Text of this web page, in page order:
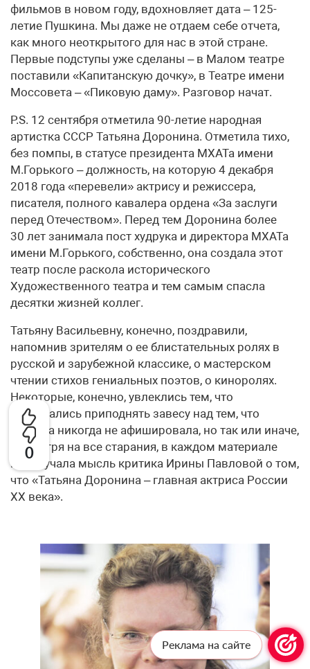
0
фильмов в новом году, вдохновляет дата – 125-
летие Пушкина. Мы даже не отдаем себе отчета,
как много неоткрытого для нас в этой стране.
Первые подступы уже сделаны – в Малом театре
поставили «Капитанскую дочку», в Театре имени
Моссовета – «Пиковую даму». Разговор начат.
P.S. 12 сентября отметила 90-летие народная
артистка СССР Татьяна Доронина. Отметила тихо,
без помпы, в статусе президента МХАТа имени
М.Горького – должность, на которую 4 декабря
2018 года «перевели» актрису и режиссера,
писателя, полного кавалера ордена «За заслуги
перед Отечеством». Перед тем Доронина более
30 лет занимала пост худрука и директора МХАТа
имени М.Горького, собственно, она создала этот
театр после раскола исторического
Художественного театра и тем самым спасла
десятки жизней коллег.
Татьяну Васильевну, конечно, поздравили,
напомнив зрителям о ее блистательных ролях в
русской и зарубежной классике, о мастерском
чтении стихов гениальных поэтов, о киноролях.
Некоторые, конечно, увлеклись тем, что
постарались приподнять завесу над тем, что
актриса никогда не афишировала, но так или иначе,
несмотря на все старания, в каждом материале
прозвучала мысль критика Ирины Павловой о том,
что «Татьяна Доронина – главная актриса России
XX века».
Реклама на сайте